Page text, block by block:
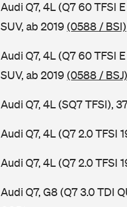
Audi Q7, 4L (Q7 60 TFSI
SUV, ab 2019 (0588 / BSI)
Audi Q7, 4L (Q7 60 TFSI
SUV, ab 2019 (0588 / BSJ)
Audi Q7, 4L (SQ7 TFSI),
Audi Q7, 4L (Q7 2.0 TFSI
Audi Q7, 4L (Q7 2.0 TFSI
Audi Q7, G8 (Q7 3.0 TDI